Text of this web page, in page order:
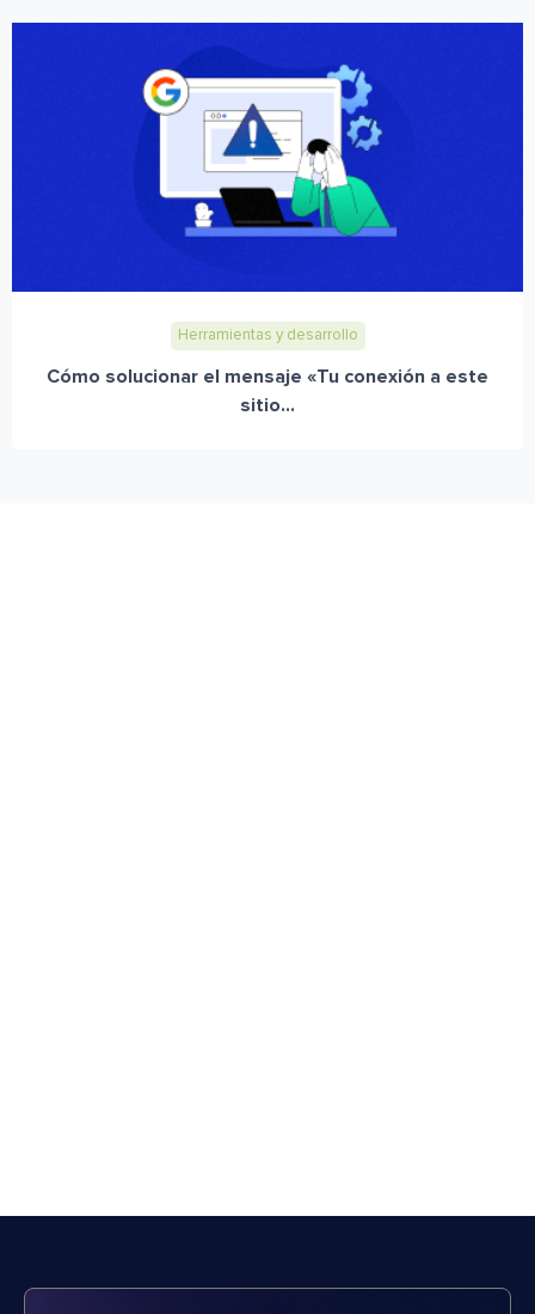
Herramientas y desarrollo
Cómo solucionar el mensaje «Tu conexión a este
sitio...